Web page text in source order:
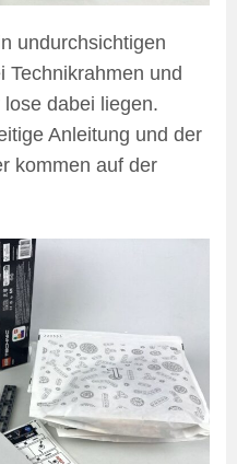
undurchsichtigen
Technikrahmen und
dabei liegen.
Anleitung und der
kommen auf der